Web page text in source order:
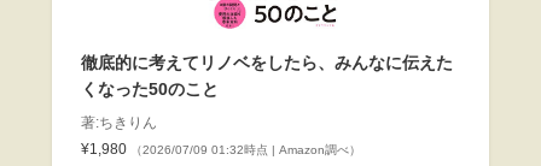
徹底的に考えてリノベをしたら、みんなに伝えた
くなった50のこと
著:ちきりん
¥1,980
（2026/07/09 01:32時点 | Amazon調べ）